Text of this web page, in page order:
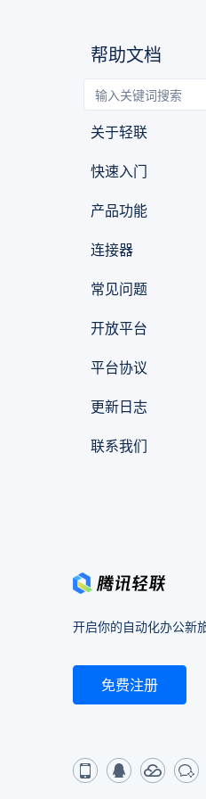
帮助文档
关于轻联
快速入门
产品功能
连接器
常见问题
开放平台
平台协议
更新日志
联系我们
开启你的自动化办公新
免费注册